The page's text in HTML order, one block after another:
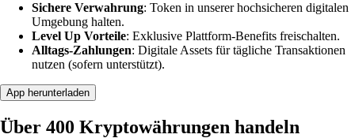
Sichere Verwahrung: Token in unserer hochsicheren digitalen
Umgebung halten.
Level Up Vorteile: Exklusive Plattform-Benefits freischalten.
Alltags-Zahlungen: Digitale Assets für tägliche Transaktionen
nutzen (sofern unterstützt).
App herunterladen
Über 400 Kryptowährungen handeln